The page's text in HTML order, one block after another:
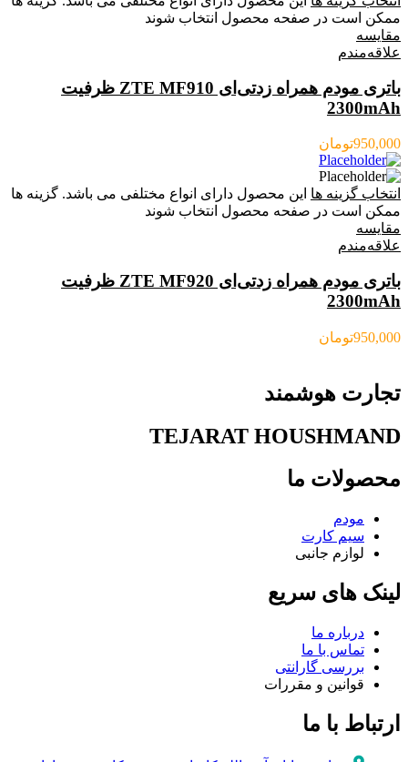
ممکن است در صفحه محصول انتخاب شوند
مقایسه
علاقه‌مندم
باتری مودم همراه زدتی‌ای ZTE MF910 ظرفیت
2300mAh
950,000تومان
انتخاب گزینه ها این محصول دارای انواع مختلفی می باشد. گزینه ها
ممکن است در صفحه محصول انتخاب شوند
مقایسه
علاقه‌مندم
باتری مودم همراه زدتی‌ای ZTE MF920 ظرفیت
2300mAh
950,000تومان
تجارت هوشمند
TEJARAT HOUSHMAND
محصولات ما
مودم
سیم کارت
لوازم جانبی
لینک های سریع
درباره ما
تماس با ما
بررسی گارانتی
قوانین و مقررات
ارتباط با ما